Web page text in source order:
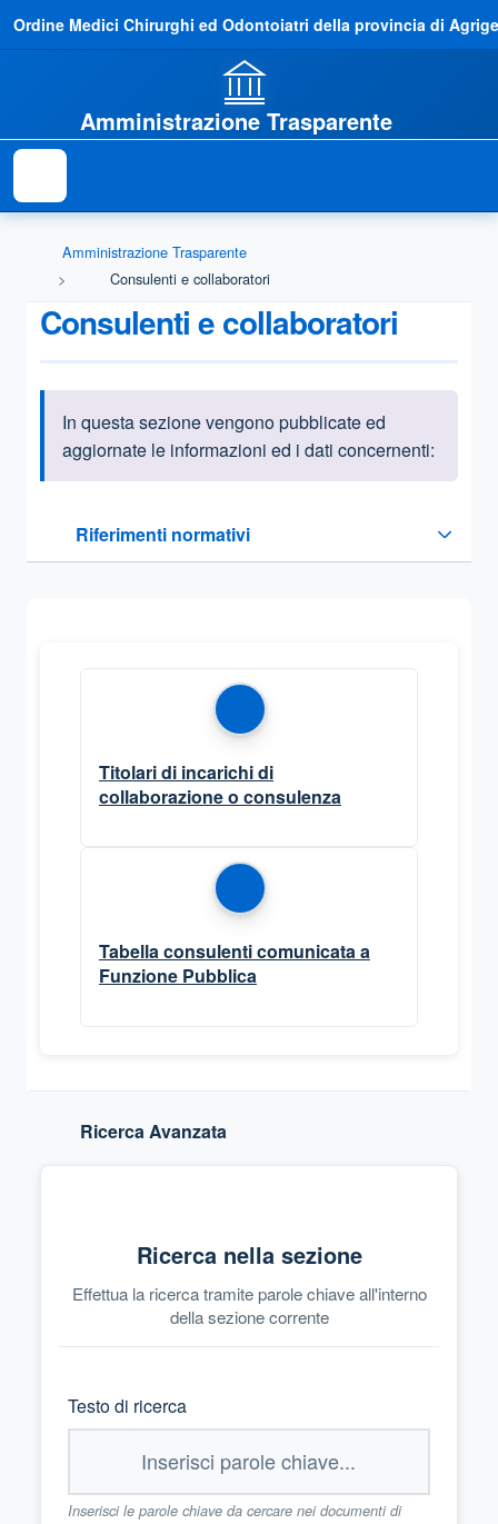
Ordine Medici Chirurghi ed Odontoiatri della provincia di
Amministrazione Trasparente
Amministrazione Trasparente
Consulenti e collaboratori
Consulenti e collaboratori
Informazioni introduttive
In questa sezione vengono pubblicate ed
aggiornate le informazioni ed i dati concernenti:
Riferimenti normativi
Sezione compressa
Titolari di incarichi di
collaborazione o consulenza
Tabella consulenti comunicata a
Funzione Pubblica
Ricerca Avanzata
Ricerca nella sezione
Effettua la ricerca tramite parole chiave all'interno
della sezione corrente
Testo di ricerca
Inserisci le parole chiave da cercare nei documenti di